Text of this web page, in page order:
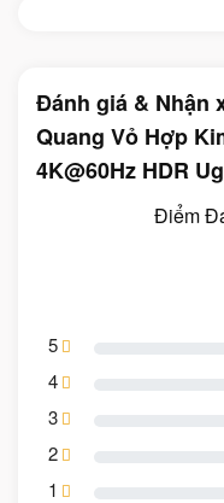
Đánh giá & Nhận
Quang Vỏ Hợp
4K@60Hz HDR
Điểm
5
4
3
2
1